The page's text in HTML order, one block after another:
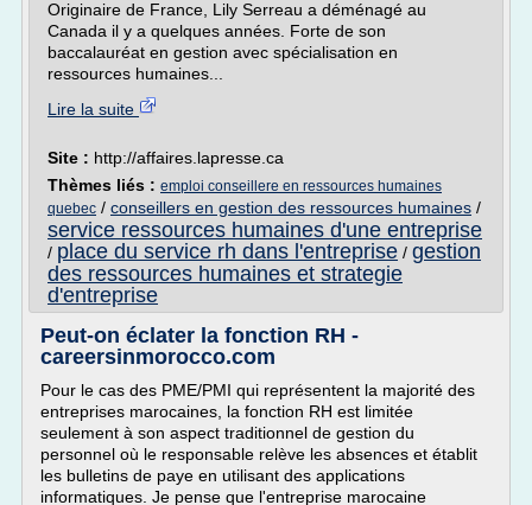
Originaire de France, Lily Serreau a déménagé au
Canada il y a quelques années. Forte de son
baccalauréat en gestion avec spécialisation en
ressources humaines...
Lire la suite
Site : http://affaires.lapresse.ca
Thèmes liés : emploi conseillere en ressources humaines
quebec / conseillers en gestion des ressources humaines /
service ressources humaines d'une entreprise
/ place du service rh dans l'entreprise / gestion
des ressources humaines et strategie
d'entreprise
Peut-on éclater la fonction RH -
careersinmorocco.com
Pour le cas des PME/PMI qui représentent la majorité des
entreprises marocaines, la fonction RH est limitée
seulement à son aspect traditionnel de gestion du
personnel où le responsable relève les absences et établit
les bulletins de paye en utilisant des applications
informatiques. Je pense que l'entreprise marocaine